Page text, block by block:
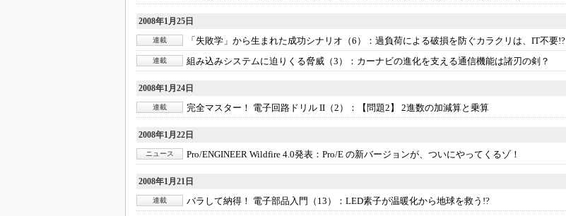
植物工場
海外生産
グローバル設計・開発
新型コロナへの対応
2008年1月25日
連載 「失敗学」から生まれた成功シナリオ（6）： 過負荷による破損を防ぐカラクリは、IT不要!?
連載 組み込みシステムに迫りくる脅威（3）： カーナビの進化を支える通信機能は諸刃の剣？
2008年1月24日
連載 完全マスター！ 電子回路ドリル II（2）： 【問題2】 2進数の加減算と乗算
2008年1月22日
ニュース Pro/ENGINEER Wildfire 4.0発表： Pro/E の新バージョンが、ついにやってくるゾ！
2008年1月21日
連載 バラして納得！ 電子部品入門（13）： LED素子が温暖化から地球を救う!?